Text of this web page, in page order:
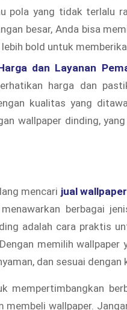
pola yang tidak terlalu
besar, Anda bisa
bold untuk
dan Layanan
harga dan
kualitas yang
wallpaper dinding,
mencari jual
berbagai
adalah cara praktis
memilih wallpaper
dan sesuai dengan
mempertimbangkan
membeli wallpaper.